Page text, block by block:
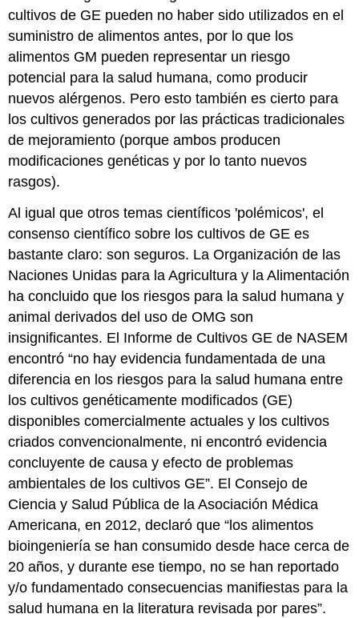
cultivos de GE pueden no haber sido utilizados en el
suministro de alimentos antes, por lo que los
alimentos GM pueden representar un riesgo
potencial para la salud humana, como producir
nuevos alérgenos. Pero esto también es cierto para
los cultivos generados por las prácticas tradicionales
de mejoramiento (porque ambos producen
modificaciones genéticas y por lo tanto nuevos
rasgos).
Al igual que otros temas científicos 'polémicos', el
consenso científico sobre los cultivos de GE es
bastante claro: son seguros. La Organización de las
Naciones Unidas para la Agricultura y la Alimentación
ha concluido que los riesgos para la salud humana y
animal derivados del uso de OMG son
insignificantes. El Informe de Cultivos GE de NASEM
encontró “no hay evidencia fundamentada de una
diferencia en los riesgos para la salud humana entre
los cultivos genéticamente modificados (GE)
disponibles comercialmente actuales y los cultivos
criados convencionalmente, ni encontró evidencia
concluyente de causa y efecto de problemas
ambientales de los cultivos GE”. El Consejo de
Ciencia y Salud Pública de la Asociación Médica
Americana, en 2012, declaró que “los alimentos
bioingeniería se han consumido desde hace cerca de
20 años, y durante ese tiempo, no se han reportado
y/o fundamentado consecuencias manifiestas para la
salud humana en la literatura revisada por pares”.